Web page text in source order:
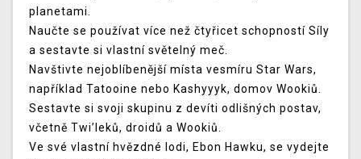
planetami.
Naučte se používat více než čtyřicet schopností Síly
a sestavte si vlastní světelný meč.
Navštivte nejoblíbenější místa vesmíru Star Wars,
například Tatooine nebo Kashyyyk, domov Wookiů.
Sestavte si svoji skupinu z devíti odlišných postav,
včetně Twi’leků, droidů a Wookiů.
Ve své vlastní hvězdné lodi, Ebon Hawku, se vydejte